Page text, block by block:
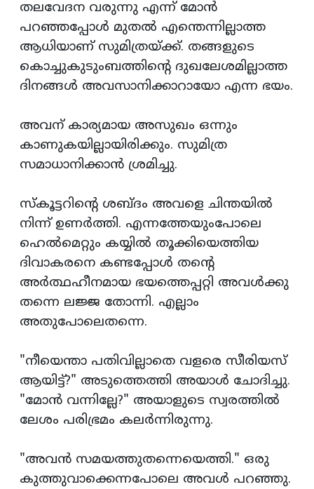
തലവേദന വരുന്നു എന്ന് മോന്‍
പറഞ്ഞപ്പോള്‍ മുതല്‍ എന്തെന്നില്ലാത്ത
ആധിയാണ് സുമിത്രയ്ക്ക്. തങ്ങളുടെ
കൊച്ചുകുടുംബത്തിന്‍റെ ദുഖലേശമില്ലാത്ത
ദിനങ്ങള്‍ അവസാനിക്കാറായോ എന്ന ഭയം.
അവന് കാര്യമായ അസുഖം ഒന്നും
കാണുകയില്ലായിരിക്കും. സുമിത്ര
സമാധാനിക്കാന്‍ ശ്രമിച്ചു.
സ്കൂട്ടറിന്‍റെ ശബ്ദം അവളെ ചിന്തയില്‍
നിന്ന് ഉണര്‍ത്തി. എന്നത്തേയുംപോലെ
ഹെല്‍മെറ്റും കയ്യില്‍ തൂക്കിയെത്തിയ
ദിവാകരനെ കണ്ടപ്പോള്‍ തന്‍റെ
അര്‍ത്ഥഹീനമായ ഭയത്തെപ്പറ്റി അവള്‍ക്കു
തന്നെ ലജ്ജ തോന്നി. എല്ലാം
അതുപോലെതന്നെ.
"നീയെന്താ പതിവില്ലാതെ വളരെ സീരിയസ്
ആയിട്ട്?" അടുത്തെത്തി അയാള്‍ ചോദിച്ചു.
"മോന്‍ വന്നില്ലേ?" അയാളുടെ സ്വരത്തില്‍
ലേശം പരിഭ്രമം കലര്‍ന്നിരുന്നു.
"അവന്‍ സമയത്തുതന്നെയെത്തി." ഒരു
കുത്തുവാക്കെന്നപോലെ അവള്‍ പറഞ്ഞു.